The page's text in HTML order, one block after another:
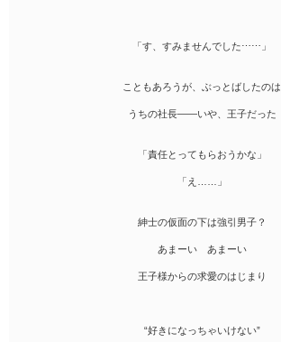
「す、すみませんでした⋯⋯」
こともあろうが、ぶっとばしたのは
うちの社長――いや、王子だった
「責任とってもらおうかな」
「え……」
紳士の仮面の下は強引男子？
あまーい あまーい
王子様からの求愛のはじまり
“好きになっちゃいけない”